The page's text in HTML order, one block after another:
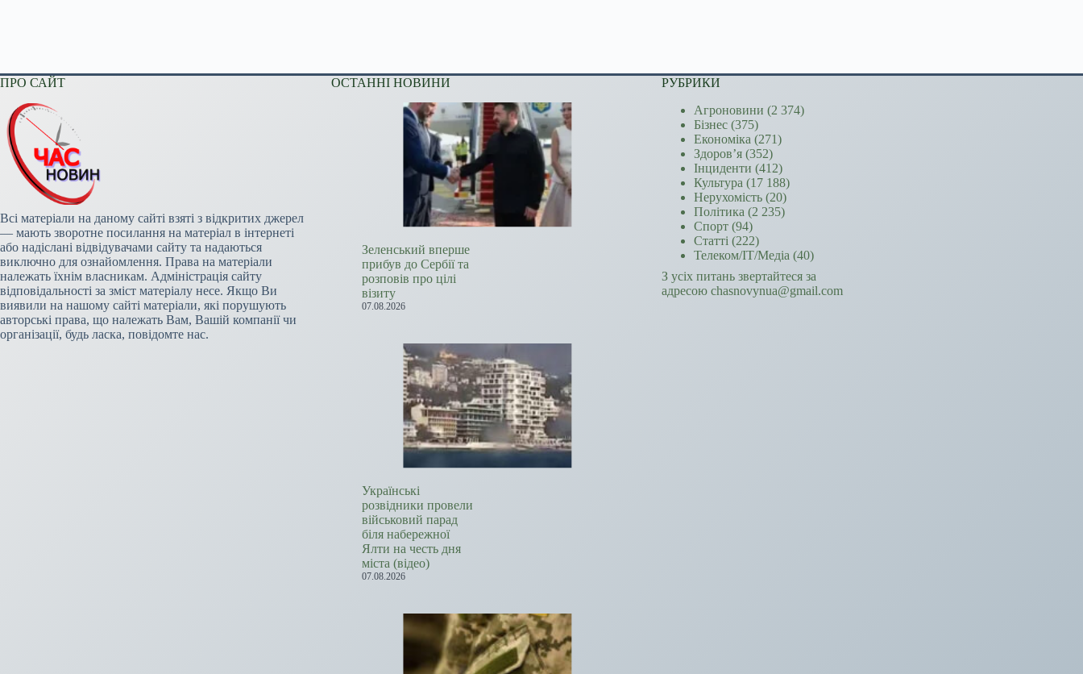
ПРО САЙТ
Всі матеріали на даному сайті взяті з відкритих джерел
— мають зворотне посилання на матеріал в інтернеті
або надіслані відвідувачами сайту та надаються
виключно для ознайомлення. Права на матеріали
належать їхнім власникам. Адміністрація сайту
відповідальності за зміст матеріалу несе. Якщо Ви
виявили на нашому сайті матеріали, які порушують
авторські права, що належать Вам, Вашій компанії чи
організації, будь ласка, повідомте нас.
ОСТАННІ НОВИНИ
Зеленський вперше
прибув до Сербії та
розповів про цілі
візиту
07.08.2026
Українські
розвідники провели
військовий парад
біля набережної
Ялти на честь дня
міста (відео)
07.08.2026
РУБРИКИ
Агроновини (2 374)
Бізнес (375)
Економіка (271)
Здоров’я (352)
Інциденти (412)
Культура (17 188)
Нерухомість (20)
Політика (2 235)
Спорт (94)
Статті (222)
Телеком/ІТ/Медіа (40)
З усіх питань звертайтеся за
адресою chasnovynua@gmail.com